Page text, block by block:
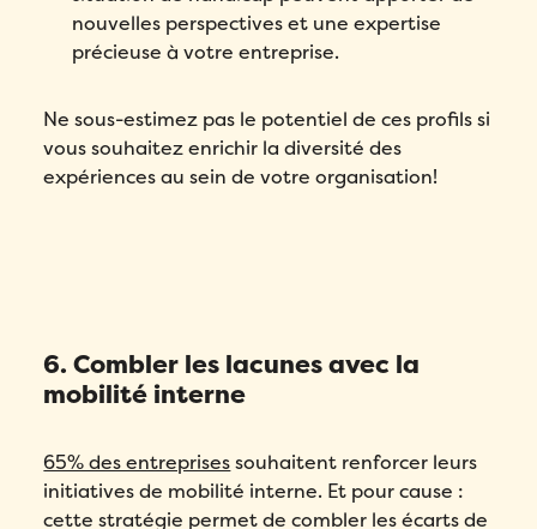
nouvelles perspectives et une expertise
précieuse à votre entreprise.
Ne sous-estimez pas le potentiel de ces profils si
vous souhaitez enrichir la diversité des
expériences au sein de votre organisation!
6. Combler les lacunes avec la
mobilité interne
65% des entreprisessouhaitent renforcer leurs
initiatives de mobilité interne. Et pour cause :
cette stratégie permet de combler les écarts de
Remplissez ce formulaire pour réserver
Nom
Téléphone *
Email
Nom *
pour obtenir votre audit personnalisé!
Prénom *